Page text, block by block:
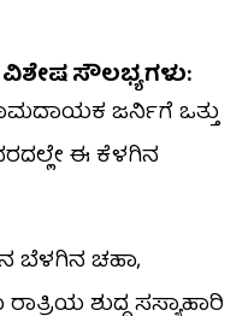
ಸೌಲಭ್ಯಗಳು:
ಜರ್ನಿಗೆ ಒತ್ತು
ಈ ಕೆಳಗಿನ
ಬೆಳಗಿನ ಚಹಾ,
ಶುದ್ಧ ಸಸ್ಯಾಹಾರಿ